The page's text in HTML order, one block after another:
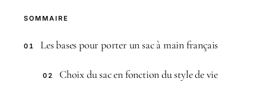
SOMMAIRE
01 Les bases pour porter un sac à main français
02 Choix du sac en fonction du style de vie